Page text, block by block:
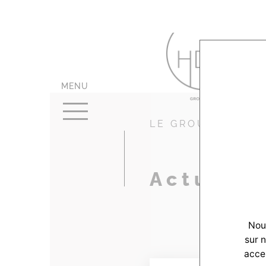
LE GROUPE
MENU
sur